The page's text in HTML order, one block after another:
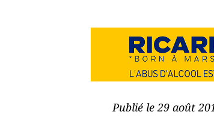
Publié le 29 août